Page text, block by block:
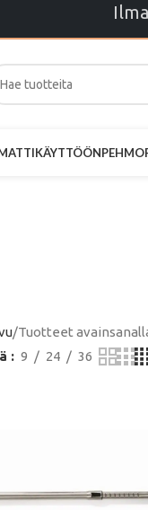
Tuotteet
9 24 36